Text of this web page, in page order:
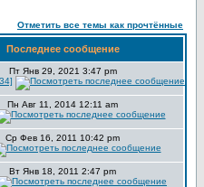
Отметить все темы как прочтённые
Последнее сообщение
Пт Янв 29, 2021 3:47 pm
Пн Авг 11, 2014 12:11 am
Ср Фев 16, 2011 10:42 pm
Вт Янв 18, 2011 2:47 pm